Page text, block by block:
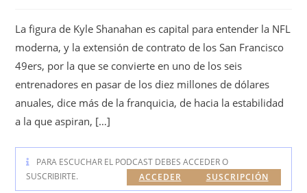
La figura de Kyle Shanahan es capital para entender la NFL
moderna, y la extensión de contrato de los San Francisco
49ers, por la que se convierte en uno de los seis
entrenadores en pasar de los diez millones de dólares
anuales, dice más de la franquicia, de hacia la estabilidad
a la que aspiran, […]
PARA ESCUCHAR EL PODCAST DEBES ACCEDER O
SUSCRIBIRTE.
SUSCRIPCIÓN
ACCEDER